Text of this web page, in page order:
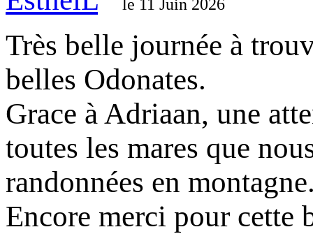
le 11 Juin 2026
Très belle journée à
belles Odonates.
Grace à Adriaan, une
toutes les mares que
randonnées en
Encore merci pour cette